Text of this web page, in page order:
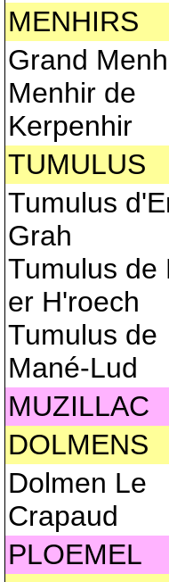
MENHIRS
Grand
Menhir de
Kerpenhir
TUMULUS
Tumulus
Grah
Tumulus de
er H'roech
Tumulus de
Mané-Lud
MUZILLAC
DOLMENS
Dolmen Le
Crapaud
PLOEMEL